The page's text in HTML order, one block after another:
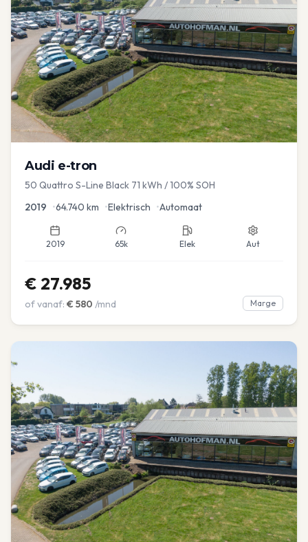
Audi e-tron
50 Quattro S-Line Black 71 kWh / 100% SOH
2019 •64.740 km •Elektrisch •Automaat
2019 65k Elek Aut
€ 27.985
of vanaf: € 580 /mnd Marge